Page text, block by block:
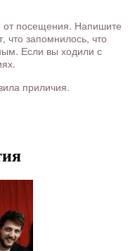
от посещения. Напишите
что запомнилось, что
Если вы ходили с
приличия.